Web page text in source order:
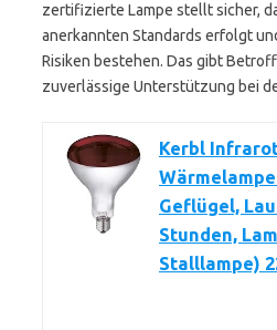
zertifizierte Lampe stellt sicher,
anerkannten Standards erfolgt
Risiken bestehen. Das gibt
zuverlässige Unterstützung bei
Kerbl
Geflügel,
Stunden,
Stalllampe)